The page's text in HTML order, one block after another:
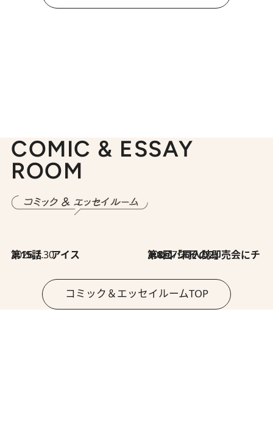
COMIC & ESSAY
ROOM
2026.7.30
第15話 アイス 2026.7.30
第8回「同人誌即売会にチャレンジ その2」
コミック＆エッセイルームTOP